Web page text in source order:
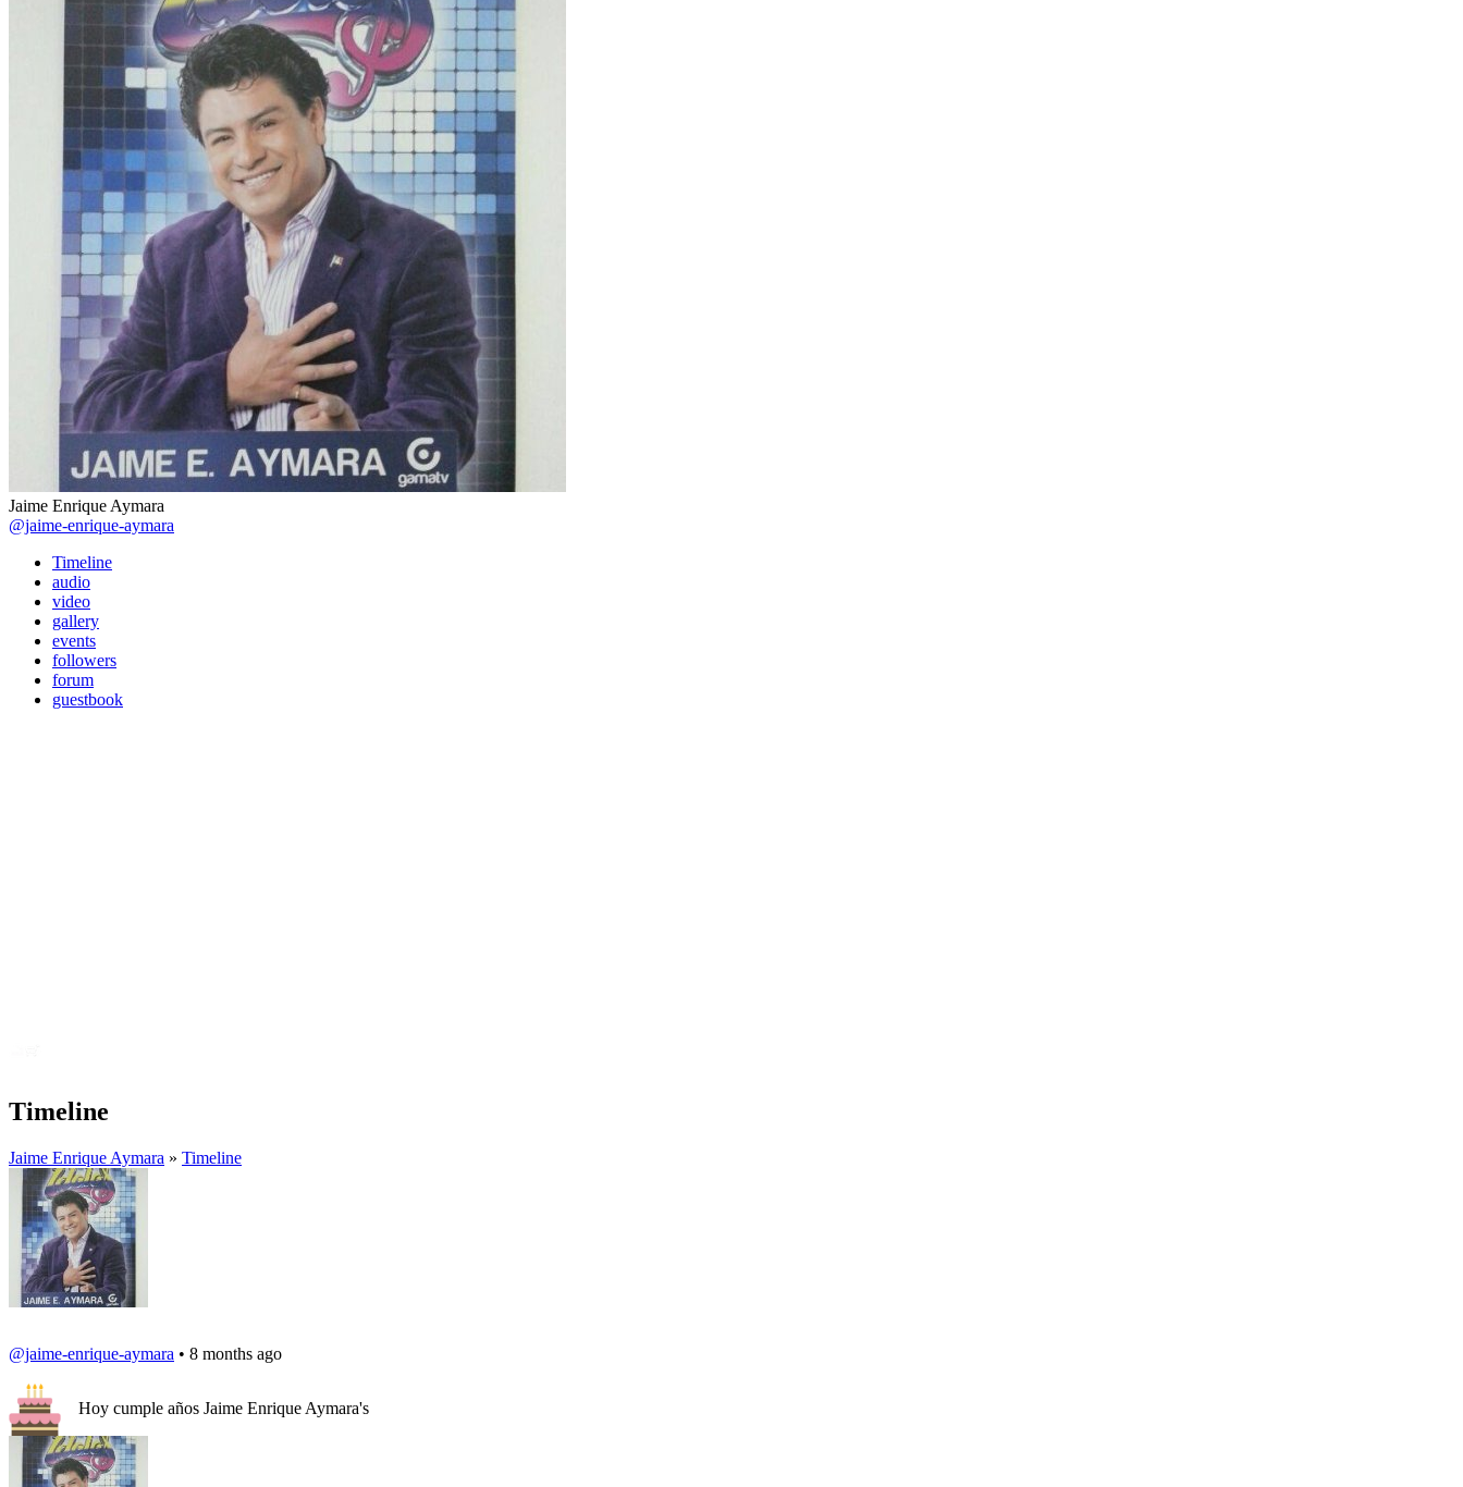
Jaime Enrique Aymara
@jaime-enrique-aymara
Timeline
audio
video
gallery
events
followers
forum
guestbook
Timeline
Jaime Enrique Aymara » Timeline
@jaime-enrique-aymara • 8 months ago
Hoy cumple años Jaime Enrique Aymara's